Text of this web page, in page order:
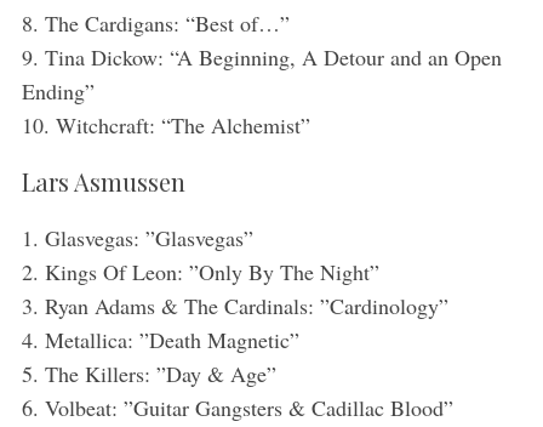
8. The Cardigans: “Best of…”
9. Tina Dickow: “A Beginning, A Detour and an Open
Ending”
10. Witchcraft: “The Alchemist”
Lars Asmussen
1. Glasvegas: ”Glasvegas”
2. Kings Of Leon: ”Only By The Night”
3. Ryan Adams & The Cardinals: ”Cardinology”
4. Metallica: ”Death Magnetic”
5. The Killers: ”Day & Age”
6. Volbeat: ”Guitar Gangsters & Cadillac Blood”